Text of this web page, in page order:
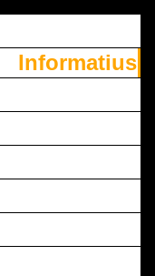
Informatius